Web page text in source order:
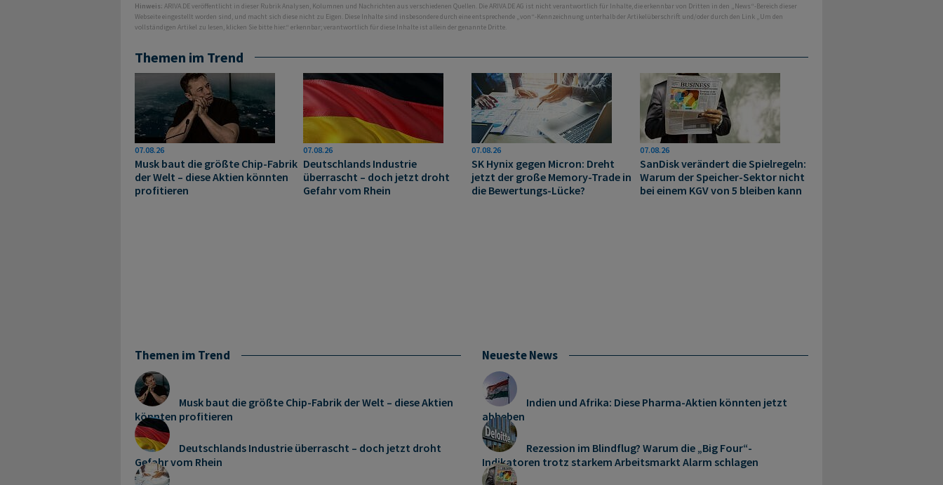
Hinweis: ARIVA.DE veröffentlicht in dieser Rubrik Analysen, Kolumnen und Nachrichten aus verschiedenen Quellen. Die ARIVA.DE AG ist nicht verantwortlich für Inhalte, die erkennbar von Dritten in den „News“-Bereich dieser
Webseite eingestellt worden sind, und macht sich diese nicht zu Eigen. Diese Inhalte sind insbesondere durch eine entsprechende „von“-Kennzeichnung unterhalb der Artikelüberschrift und/oder durch den Link „Um den
vollständigen Artikel zu lesen, klicken Sie bitte hier.“ erkennbar; verantwortlich für diese Inhalte ist allein der genannte Dritte.
Themen im Trend
07.08.26
Musk baut die größte Chip-Fabrik
der Welt – diese Aktien könnten
profitieren
07.08.26
Deutschlands Industrie
überrascht – doch jetzt droht
Gefahr vom Rhein
07.08.26
SK Hynix gegen Micron: Dreht
jetzt der große Memory‑Trade in
die Bewertungs-Lücke?
07.08.26
SanDisk verändert die Spielregeln:
Warum der Speicher-Sektor nicht
bei einem KGV von 5 bleiben kann
Themen im Trend
Musk baut die größte Chip-Fabrik der Welt – diese Aktien
könnten profitieren
Deutschlands Industrie überrascht – doch jetzt droht
Gefahr vom Rhein
Neueste News
Indien und Afrika: Diese Pharma-Aktien könnten jetzt
abheben
Rezession im Blindflug? Warum die „Big Four“-
Indikatoren trotz starkem Arbeitsmarkt Alarm schlagen